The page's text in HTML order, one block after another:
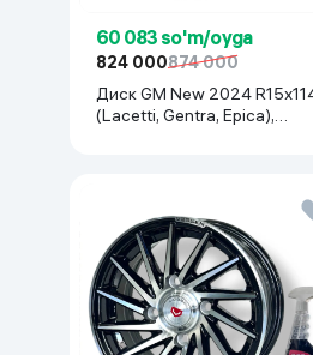
60 083 so'm/oyga
824 000874 000
Диск GM New 2024 R15x114
(Lacetti, Gentra, Epica),